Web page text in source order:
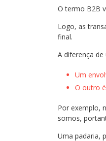
O termo B2B
Logo, as
final.
A diferença
Um
O outro
Por exemplo,
somos,
Uma padaria,